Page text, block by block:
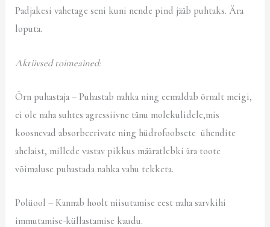
Padjakesi vahetage seni kuni nende pind jääb puhtaks. Ära
loputa.
Aktiivsed toimeained:
Õrn puhastaja – Puhastab nahka ning eemaldab õrnalt meigi,
ei ole naha suhtes agressiivne tänu molekulidele,mis
koosnevad absorbeerivate ning hüdrofoobsete ühendite
ahelaist, millede vastav pikkus määratlebki ära toote
võimaluse puhastada nahka vahu tekketa.
Polüool – Kannab hoolt niisutamise eest naha sarvkihi
immutamise-küllastamise kaudu.